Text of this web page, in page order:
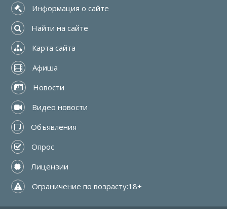
Информация о сайте
Найти на сайте
Карта сайта
Афиша
Новости
Видео новости
Объявления
Опрос
Лицензии
Ограничение по возрасту:18+